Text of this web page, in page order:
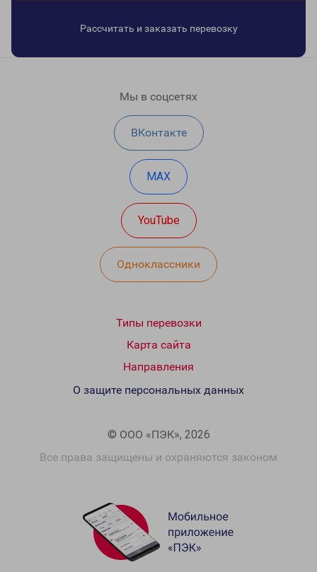
Рассчитать и заказать перевозку
Мы в соцсетях
ВКонтакте
MAX
YouTube
Одноклассники
Типы перевозки
Карта сайта
Направления
© ООО «ПЭК», 2026
Все права защищены и охраняются законом
О защите персональных данных